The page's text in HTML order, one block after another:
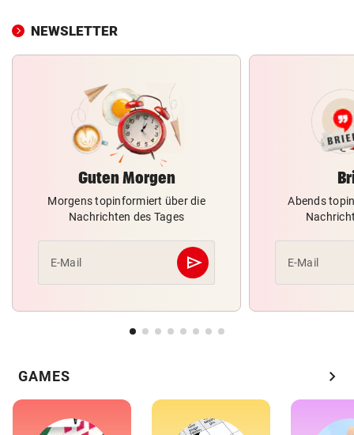
NEWSLETTER
Guten Morgen
Morgens topinformiert über die
Nachrichten des Tages
E-Mail send
Abschicken
Abends
E-Mail
GAMES chevron_right